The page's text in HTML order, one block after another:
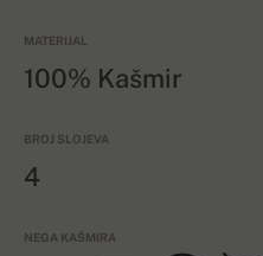
MATERIJAL
100% Kašmir
BROJ SLOJEVA
4
NEGA KAŠMIRA